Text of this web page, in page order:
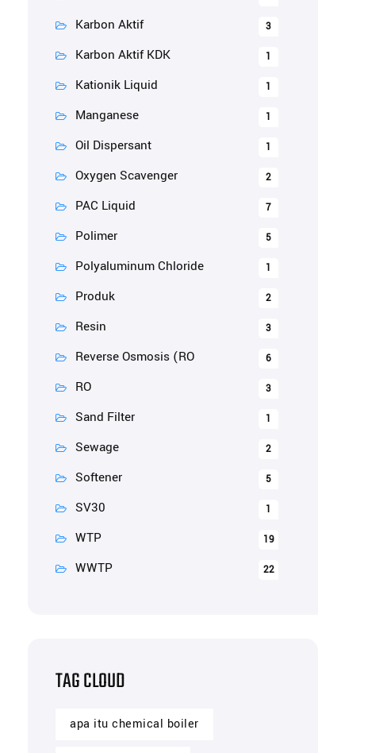
Karbon Aktif 3
Karbon Aktif KDK 1
Kationik Liquid 1
Manganese 1
Oil Dispersant 1
Oxygen Scavenger 2
PAC Liquid 7
Polimer 5
Polyaluminum Chloride 1
Produk 2
Resin 3
Reverse Osmosis (RO 6
RO 3
Sand Filter 1
Sewage 2
Softener 5
SV30 1
WTP 19
WWTP 22
TAG CLOUD
apa itu chemical boiler